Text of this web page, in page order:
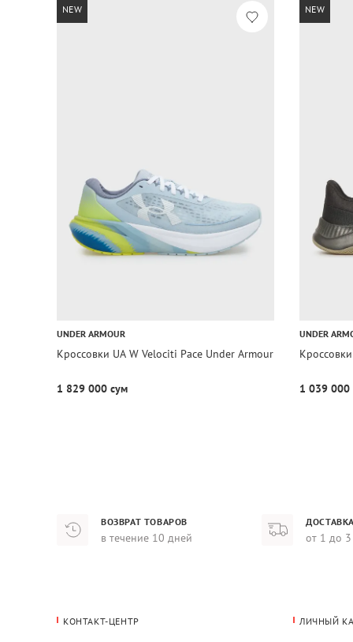
NEW
UNDER ARMOUR
Кроссовки UA W Velociti Pace Under Armour
1 829 000 сум
NEW
UNDER
1 039 000
ВОЗВРАТ ТОВАРОВ
в течение 10 дней от 1 до
КОНТАКТ-ЦЕНТР ЛИЧНЫЙ